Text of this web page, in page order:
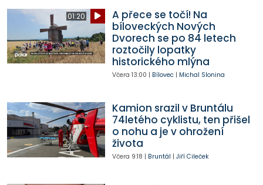
01:20
A přece se točí! Na
bíloveckých Nových
Dvorech se po 84 letech
roztočily lopatky
historického mlýna
Včera 13:00 | Bílovec| Michal Slonina
Kamion srazil v Bruntálu
74letého cyklistu, ten přišel
o nohu a je v ohrožení
života
Včera 9:18 | Bruntál | Jiří Cileček